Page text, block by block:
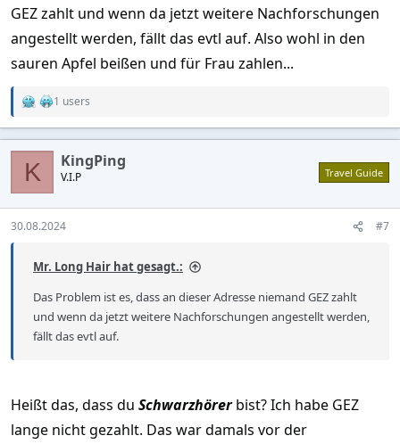
GEZ zahlt und wenn da jetzt weitere Nachforschungen
angestellt werden, fällt das evtl auf. Also wohl in den
sauren Apfel beißen und für Frau zahlen...
R
a
c
o
n
s
1 users
K KingPing
V.I.P Travel Guide
30.08.2024 #7
Mr. Long Hair hat gesagt.:
Das Problem ist es, dass an dieser Adresse niemand GEZ zahlt
und wenn da jetzt weitere Nachforschungen angestellt werden,
fällt das evtl auf.
Heißt das, dass du Schwarzhörerbist? Ich habe GEZ
lange nicht gezahlt. Das war damals vor der